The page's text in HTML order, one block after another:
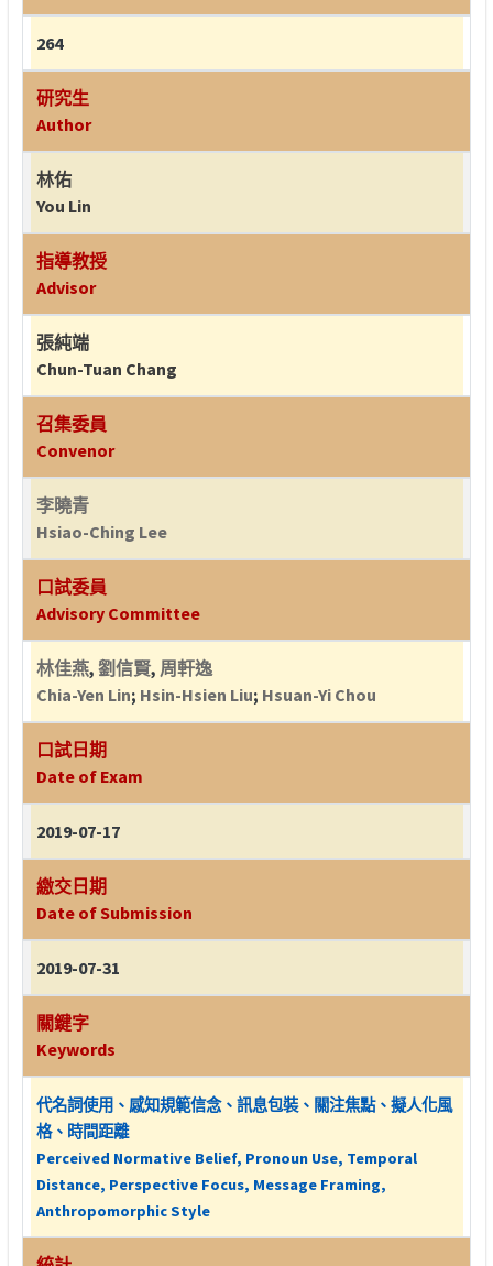
264
研究生
Author
林佑
You Lin
指導教授
Advisor
張純端
Chun-Tuan Chang
召集委員
Convenor
李曉青
Hsiao-Ching Lee
口試委員
Advisory Committee
林佳燕, 劉信賢, 周軒逸
Chia-Yen Lin; Hsin-Hsien Liu; Hsuan-Yi Chou
口試日期
Date of Exam
2019-07-17
繳交日期
Date of Submission
2019-07-31
關鍵字
Keywords
代名詞使用、感知規範信念、訊息包裝、關注焦點、擬人化風
格、時間距離
Perceived Normative Belief, Pronoun Use, Temporal
Distance, Perspective Focus, Message Framing,
Anthropomorphic Style